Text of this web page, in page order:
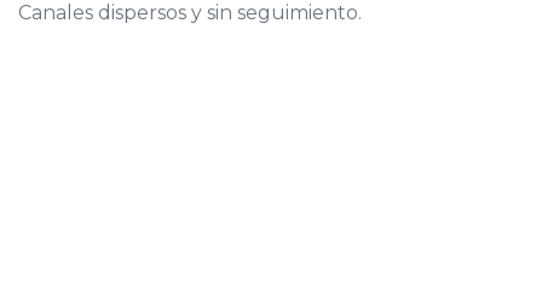
Canales dispersos y sin seguimiento.